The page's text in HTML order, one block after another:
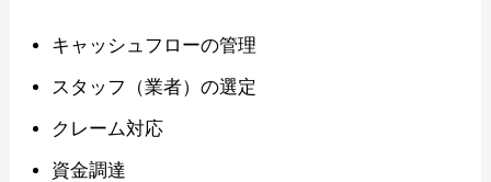
キャッシュフローの管理
スタッフ（業者）の選定
クレーム対応
資金調達